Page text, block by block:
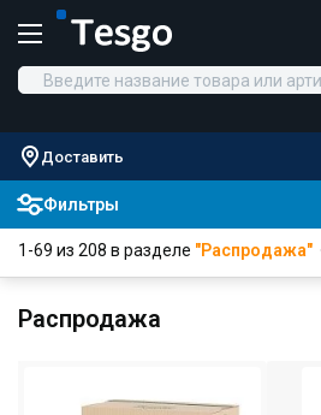
Доставить
Фильтры
1-69 из 208 в разделе "Распродажа"
Распродажа